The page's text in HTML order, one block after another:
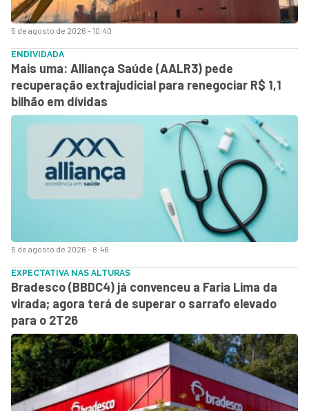
5 de agosto de 2026 - 10:40
5 de agosto de 2026 - 8:46
ENDIVIDADA
Mais uma: Alliança Saúde (AALR3) pede
recuperação extrajudicial para renegociar R$ 1,1
bilhão em dívidas
EXPECTATIVA NAS ALTURAS
Bradesco (BBDC4) já convenceu a Faria Lima da
virada; agora terá de superar o sarrafo elevado
para o 2T26